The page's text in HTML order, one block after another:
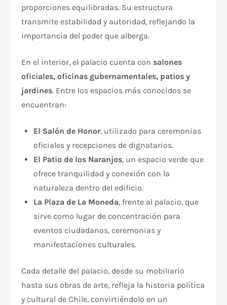
proporciones equilibradas. Su estructura
transmite estabilidad y autoridad, reflejando la
importancia del poder que alberga.
En el interior, el palacio cuenta con salones
oficiales, oficinas gubernamentales, patios y
jardines. Entre los espacios más conocidos se
encuentran:
El Salón de Honor, utilizado para ceremonias
oficiales y recepciones de dignatarios.
El Patio de los Naranjos, un espacio verde que
ofrece tranquilidad y conexión con la
naturaleza dentro del edificio.
La Plaza de La Moneda, frente al palacio, que
sirve como lugar de concentración para
eventos ciudadanos, ceremonias y
manifestaciones culturales.
Cada detalle del palacio, desde su mobiliario
hasta sus obras de arte, refleja la historia política
y cultural de Chile, convirtiéndolo en un